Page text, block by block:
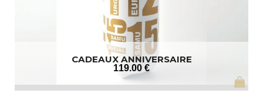
CADEAUX ANNIVERSAIRE
119.00 €